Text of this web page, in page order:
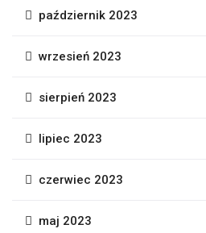
październik 2023
wrzesień 2023
sierpień 2023
lipiec 2023
czerwiec 2023
maj 2023